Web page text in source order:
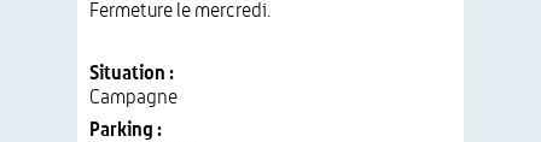
Situation :
Campagne
Parking :
Fermeture le mercredi.